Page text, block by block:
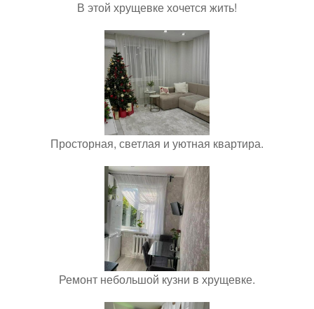
В этой хрущевке хочется жить!
Просторная, светлая и уютная квартира.
Ремонт небольшой кузни в хрущевке.